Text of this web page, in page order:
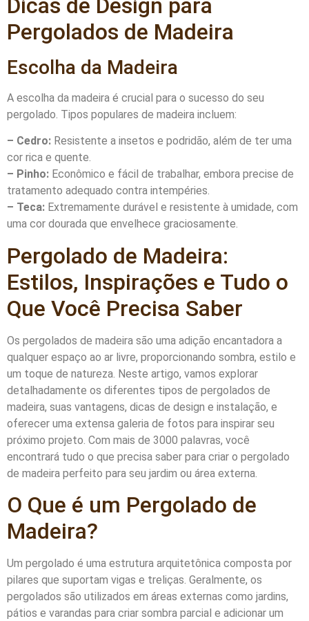
Dicas de Design para
Pergolados de Madeira
Escolha da Madeira
A escolha da madeira é crucial para o sucesso do seu
pergolado. Tipos populares de madeira incluem:
– Cedro: Resistente a insetos e podridão, além de ter uma
cor rica e quente.
– Pinho: Econômico e fácil de trabalhar, embora precise de
tratamento adequado contra intempéries.
– Teca: Extremamente durável e resistente à umidade, com
uma cor dourada que envelhece graciosamente.
Pergolado de Madeira:
Estilos, Inspirações e Tudo o
Que Você Precisa Saber
Os pergolados de madeira são uma adição encantadora a
qualquer espaço ao ar livre, proporcionando sombra, estilo e
um toque de natureza. Neste artigo, vamos explorar
detalhadamente os diferentes tipos de pergolados de
madeira, suas vantagens, dicas de design e instalação, e
oferecer uma extensa galeria de fotos para inspirar seu
próximo projeto. Com mais de 3000 palavras, você
encontrará tudo o que precisa saber para criar o pergolado
de madeira perfeito para seu jardim ou área externa.
O Que é um Pergolado de
Madeira?
Um pergolado é uma estrutura arquitetônica composta por
pilares que suportam vigas e treliças. Geralmente, os
pergolados são utilizados em áreas externas como jardins,
pátios e varandas para criar sombra parcial e adicionar um